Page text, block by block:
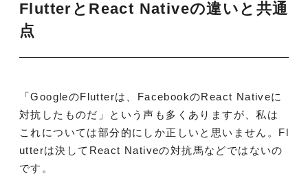
FlutterとReact Nativeの違いと共通
点
「GoogleのFlutterは、FacebookのReact Nativeに
対抗したものだ」という声も多くありますが、私は
これについては部分的にしか正しいと思いません。Fl
utterは決してReact Nativeの対抗馬などではないの
です。